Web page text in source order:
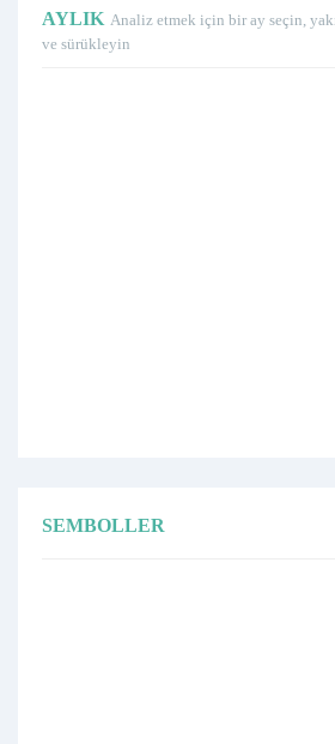
AYLIK Analiz etmek için bir ay seçin,
ve sürükleyin
SEMBOLLER